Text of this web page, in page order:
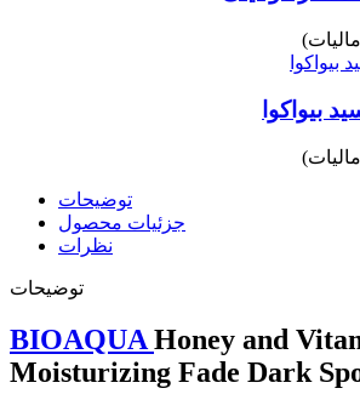
بیواکوا
توضیحات
جزئیات محصول
نظرات
توضیحات
BIOAQUAHoney and
Moisturizing Fade Dark